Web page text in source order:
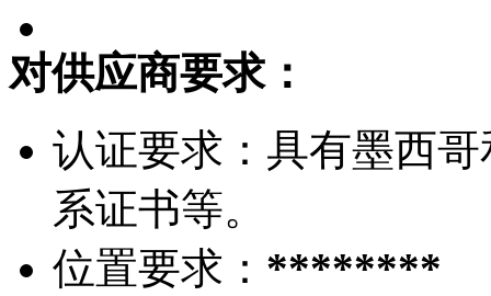
对供应商要求：
认证要求： 具有墨西
系证书等。
位置要求： ********